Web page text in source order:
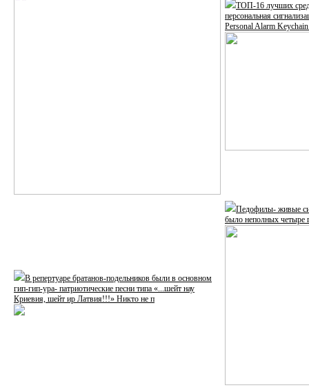
ТОП-16 лучших
персональная
Personal Alarm
В репертуаре братанов-подельников были в основном
гип-гип-ура- патриотические песни типа «...шейт нау
Криевия, шейт ир Латвия!!!» Никто не п
Педофилы- живые
было неполных четыре